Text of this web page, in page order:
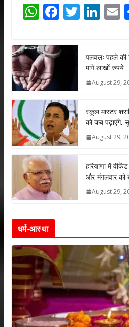
W
at
s
A
p
p
F
e
b
o
k
T
er
Li
e
dI
n
E
l
पलवलः पहले की
मांगे लाखों रुपये
August 29,
स्कूल मास्टर
को कब पढ़ाएंगे,
August 29,
हरियाणा में
और मंगलवार को
August 29,
धर्म-आस्था